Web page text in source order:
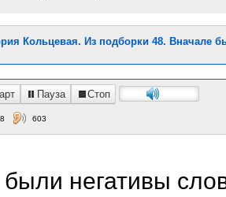
Кольцевая. Из подборки 48. Вначале
Пауза Стоп
603
негативы